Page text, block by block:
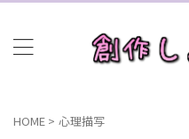
HOME > 心理描写